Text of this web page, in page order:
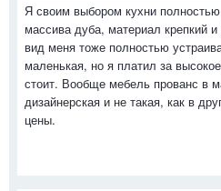
Я своим выбором кухни
массива дуба, материал крепкий
вид меня тоже полностью
маленькая, но я платил за
стоит. Вообще мебель прованс в
дизайнерская и не такая, как в
цены.